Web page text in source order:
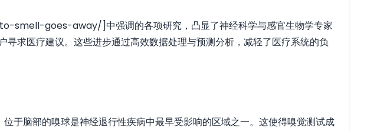
goes-away/]中强调的各项研究，凸显了神经科学与感官生物学专家
求医疗建议。这些进步通过高效数据处理与预测分析，减轻了医疗系统的负
于脑部的嗅球是神经退行性疾病中最早受影响的区域之一。这使得嗅觉测试成